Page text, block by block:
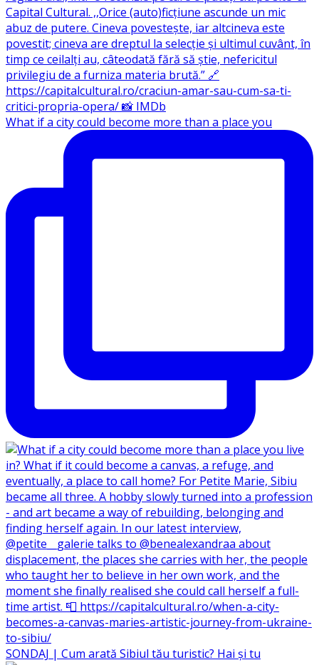
What if a city could become more than a place you
SONDAJ | Cum arată Sibiul tău turistic? Hai și tu